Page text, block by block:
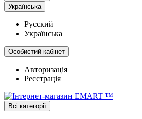
Українська
Русский
Українська
Особистий кабінет
Авторизація
Реєстрація
Всі категорії